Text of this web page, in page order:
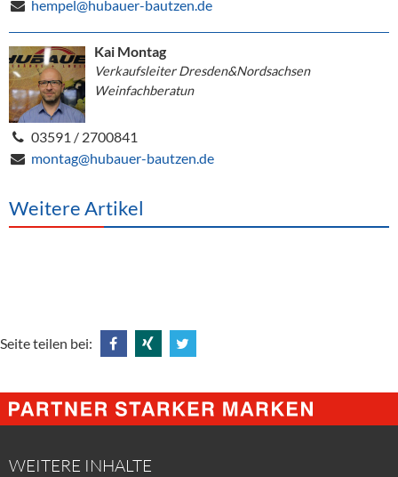
hempel@hubauer-bautzen.de
Kai Montag
Verkaufsleiter Dresden&Nordsachsen
Weinfachberatun
03591 / 2700841
montag@hubauer-bautzen.de
Weitere Artikel
Seite teilen bei:
@
Facebook
@
Xing
@
Twitter
WEITERE INHALTE